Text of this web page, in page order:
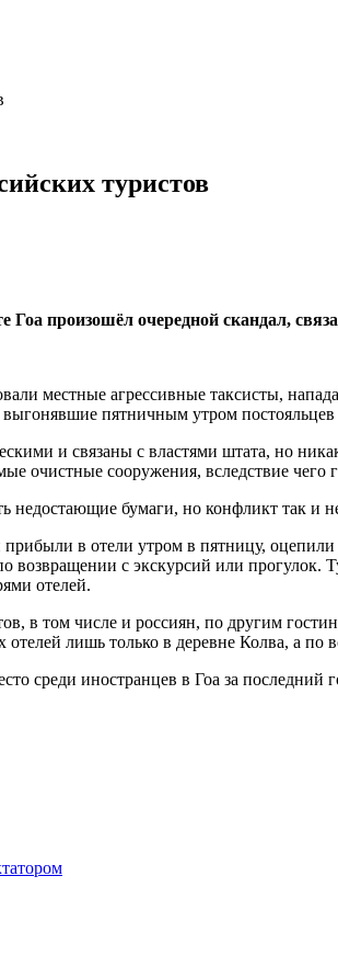
туристов
произошёл очередной скандал,
местные агрессивные таксисты,
пятничным утром
и связаны с властями штата, но
очистные сооружения, вследствие
недостающие бумаги, но конфликт так и
в отели утром в пятницу,
возвращении с экскурсий или
отелей.
в том числе и россиян, по другим
лишь только в деревне Колва, а
среди иностранцев в Гоа за